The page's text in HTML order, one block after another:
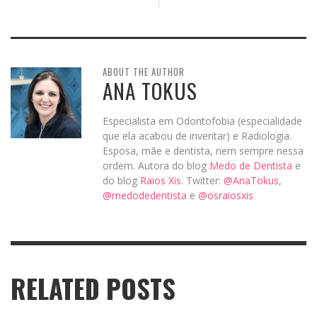
ABOUT THE AUTHOR
ANA TOKUS
Especialista em Odontofobia (especialidade
que ela acabou de inventar) e Radiologia.
Esposa, mãe e dentista, nem sempre nessa
ordem. Autora do blog Medo de Dentista e
do blog Raios Xis. Twitter: @AnaTokus,
@medodedentista e @osraiosxis
RELATED POSTS